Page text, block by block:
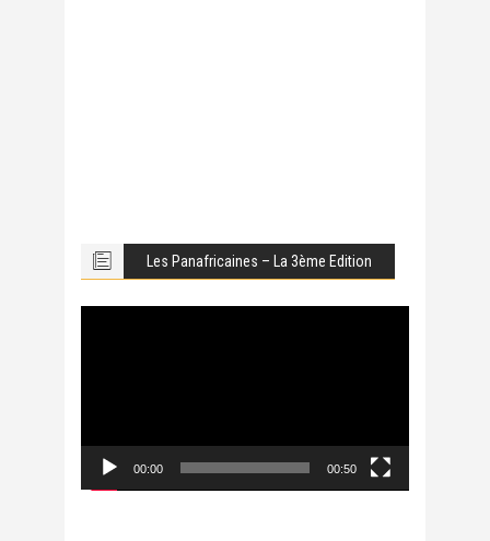
Les Panafricaines – La 3ème Edition
00:00 00:50